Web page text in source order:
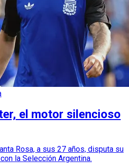
el motor silencioso
Rosa, a sus 27 años, disputa su
la Selección Argentina.